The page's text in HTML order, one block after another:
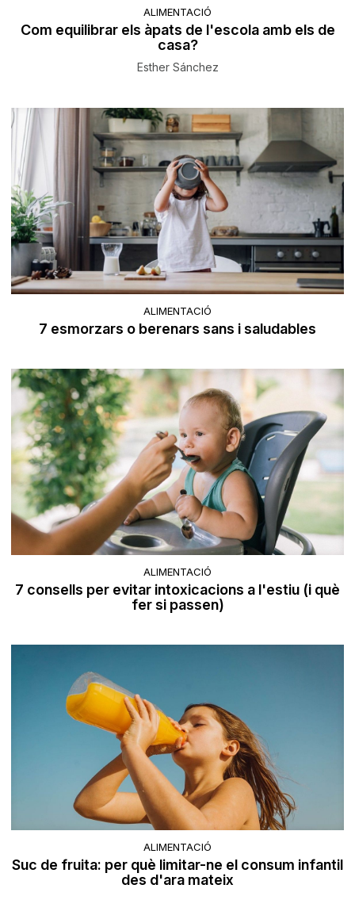
ALIMENTACIÓ
Com equilibrar els àpats de l'escola amb els de
casa?
Esther Sánchez
ALIMENTACIÓ
7 esmorzars o berenars sans i saludables
ALIMENTACIÓ
7 consells per evitar intoxicacions a l'estiu (i què
fer si passen)
ALIMENTACIÓ
Suc de fruita: per què limitar-ne el consum infantil
des d'ara mateix